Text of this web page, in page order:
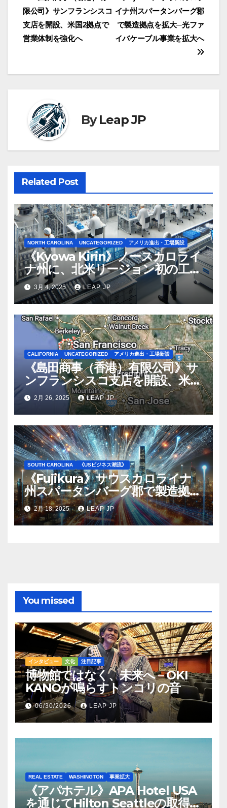
稿
ナ
ー
シ
ョ
ン
イナ州スパータンバーグ郡
で製造拠点を拡大─光ファ
イバケーブル事業を拡大へ
限公司》サンフランシスコ
支店を開設、米国2拠点で
営業体制を強化へ
ByLeap JP
Related Post
NORTH CAROLINA UNCATEGORIZED アメリカ進出・工場新設
《Kyowa Kirin》ノースカロライ
ナ州に、北米リージョン初の工場
建設を決定
3月 4, 2025 LEAP JP
CALIFORNIA UNCATEGORIZED アメリカ進出・工場新設
《島田商事（香港）有限公司》サ
ンフランシスコ支店を開設、米国
2拠点で営業体制を強化へ
2月 26, 2025 LEAP JP
SOUTH CAROLINA 《USビジネス潮流》
《Fujikura》サウスカロライナ
州スパータンバーグ郡で製造拠点
を拡大─光ファイバケーブル事業
を拡大へ
2月 18, 2025 LEAP JP
You missed
インタビュー 文化 注目記事
博物館ではなく、未来へ – OKI
KANOが鳴らすトンコリの音
06/30/2026 LEAP JP
REAL ESTATE WASHINGTON 事業拡大
《アパホテル》APA Hotel USA
を通じてHilton Seattleの取得を